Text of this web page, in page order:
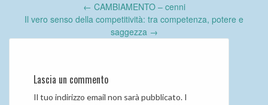
navigation
← CAMBIAMENTO – cenni
Il vero senso della competitività: tra competenza, potere e
saggezza →
Lascia un commento
Il tuo indirizzo email non sarà pubblicato. I